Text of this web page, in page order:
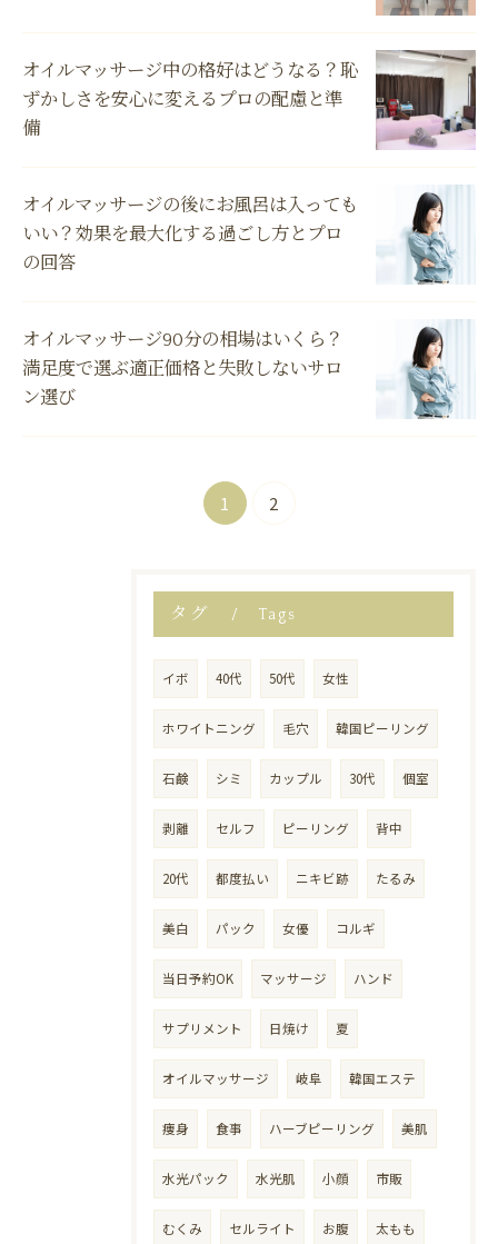
オイルマッサージ中の格好はどうなる？恥
ずかしさを安心に変えるプロの配慮と準
備
オイルマッサージの後にお風呂は入っても
いい？効果を最大化する過ごし方とプロ
の回答
オイルマッサージ90分の相場はいくら？
満足度で選ぶ適正価格と失敗しないサロ
ン選び
1 2
タグ Tags
イボ 40代 50代 女性
ホワイトニング 毛穴 韓国ピーリング
石鹸 シミ カップル 30代 個室
剥離 セルフ ピーリング 背中
20代 都度払い ニキビ跡 たるみ
美白 パック 女優 コルギ
当日予約OK マッサージ ハンド
サプリメント 日焼け 夏
オイルマッサージ 岐阜 韓国エステ
痩身 食事 ハーブピーリング 美肌
水光パック 水光肌 小顔 市販
むくみ セルライト お腹 太もも